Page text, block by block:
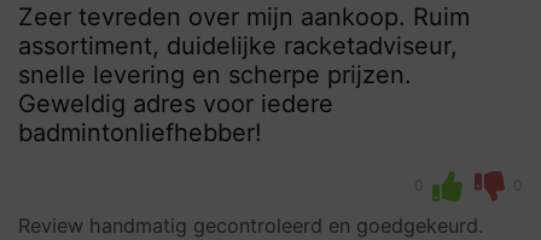
Zeer tevreden over mijn aankoop. Ruim
assortiment, duidelijke racketadviseur,
snelle levering en scherpe prijzen.
Geweldig adres voor iedere
badmintonliefhebber!
0 0
Review handmatig gecontroleerd en goedgekeurd.